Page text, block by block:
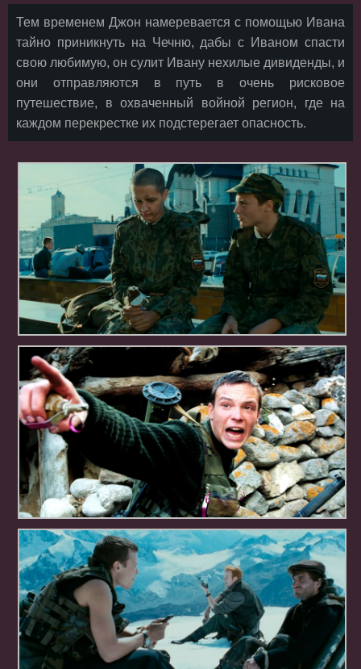
Тем временем Джон намеревается с помощью Ивана
тайно приникнуть на Чечню, дабы с Иваном спасти
свою любимую, он сулит Ивану нехилые дивиденды, и
они отправляются в путь в очень рисковое
путешествие, в охваченный войной регион, где на
каждом перекрестке их подстерегает опасность.